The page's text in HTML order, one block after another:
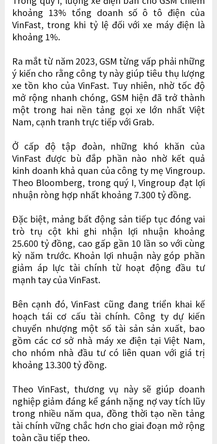
khoảng 13% tổng doanh số ô tô điện của
VinFast, trong khi tỷ lệ đối với xe máy điện là
khoảng 1%.
Ra mắt từ năm 2023, GSM từng vấp phải những
ý kiến cho rằng công ty này giúp tiêu thụ lượng
xe tồn kho của VinFast. Tuy nhiên, nhờ tốc độ
mở rộng nhanh chóng, GSM hiện đã trở thành
một trong hai nền tảng gọi xe lớn nhất Việt
Nam, cạnh tranh trực tiếp với Grab.
Ở cấp độ tập đoàn, những khó khăn của
VinFast được bù đắp phần nào nhờ kết quả
kinh doanh khả quan của công ty mẹ Vingroup.
Theo Bloomberg, trong quý I, Vingroup đạt lợi
nhuận ròng hợp nhất khoảng 7.300 tỷ đồng.
Đặc biệt, mảng bất động sản tiếp tục đóng vai
trò trụ cột khi ghi nhận lợi nhuận khoảng
25.600 tỷ đồng, cao gấp gần 10 lần so với cùng
kỳ năm trước. Khoản lợi nhuận này góp phần
giảm áp lực tài chính từ hoạt động đầu tư
mạnh tay của VinFast.
Bên cạnh đó, VinFast cũng đang triển khai kế
hoạch tái cơ cấu tài chính. Công ty dự kiến
chuyển nhượng một số tài sản sản xuất, bao
gồm các cơ sở nhà máy xe điện tại Việt Nam,
cho nhóm nhà đầu tư có liên quan với giá trị
khoảng 13.300 tỷ đồng.
Theo VinFast, thương vụ này sẽ giúp doanh
nghiệp giảm đáng kể gánh nặng nợ vay tích lũy
trong nhiều năm qua, đồng thời tạo nền tảng
tài chính vững chắc hơn cho giai đoạn mở rộng
toàn cầu tiếp theo.